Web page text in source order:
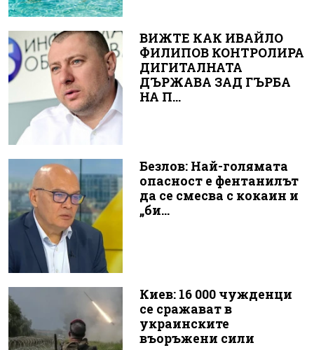
ВИЖТЕ КАК ИВАЙЛО
ФИЛИПОВ КОНТРОЛИРА
ДИГИТАЛНАТА
ДЪРЖАВА ЗАД ГЪРБА
НА П...
Безлов: Най-голямата
опасност е фентанилът
да се смесва с кокаин и
„би...
Киев: 16 000 чужденци
се сражават в
украинските
въоръжени сили